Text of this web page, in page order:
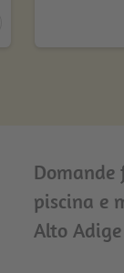
piscina e
Alto Adige